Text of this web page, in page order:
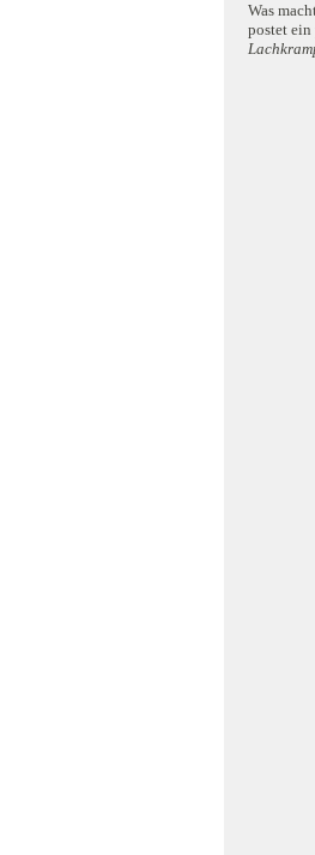
Was
postet ein